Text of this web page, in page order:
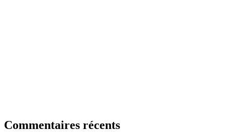
Commentaires récents